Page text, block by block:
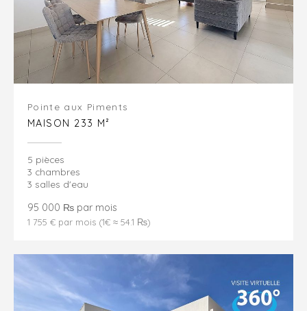
Pointe aux Piments
MAISON 233 M²
5 pièces
3 chambres
3 salles d'eau
95 000 ₨ par mois
1 755 € par mois (1€ ≈ 54.1 ₨)